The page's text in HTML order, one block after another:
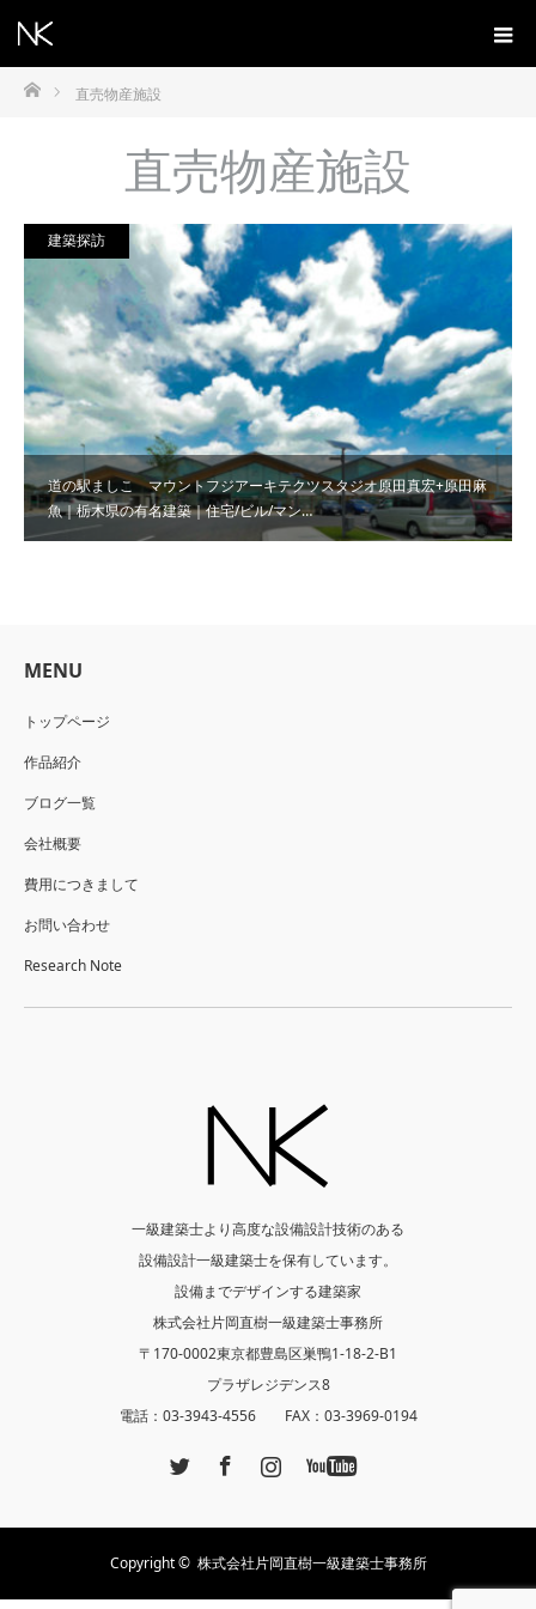
ホーム直売物産施設
直売物産施設
道の駅ましこ マウントフジアーキテクツスタジオ原田真宏+原田麻
魚｜栃木県の有名建築｜住宅/ビル/マン…
建築探訪
MENU
トップページ
作品紹介
ブログ一覧
会社概要
費用につきまして
お問い合わせ
Research Note
一級建築士より高度な設備設計技術のある
設備設計一級建築士を保有しています。
設備までデザインする建築家
株式会社片岡直樹一級建築士事務所
〒170-0002東京都豊島区巣鴨1-18-2-B1
プラザレジデンス8
電話：03-3943-4556 FAX：03-3969-0194
Copyright © 株式会社片岡直樹一級建築士事務所